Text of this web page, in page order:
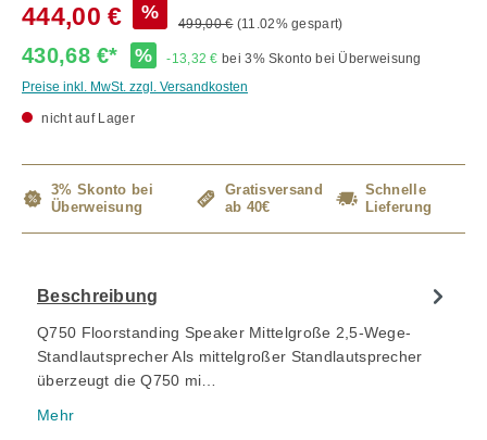
444,00 € %
499,00 € (11.02% gespart)
430,68 €* % -13,32 € bei 3% Skonto bei Überweisung
Preise inkl. MwSt. zzgl. Versandkosten
nicht auf Lager
3% Skonto bei
Überweisung
Gratisversand
ab 40€
Schnelle
Lieferung
Beschreibung
Q750 Floorstanding Speaker Mittelgroße 2,5-Wege-
Standlautsprecher Als mittelgroßer Standlautsprecher
überzeugt die Q750 mi…
Mehr